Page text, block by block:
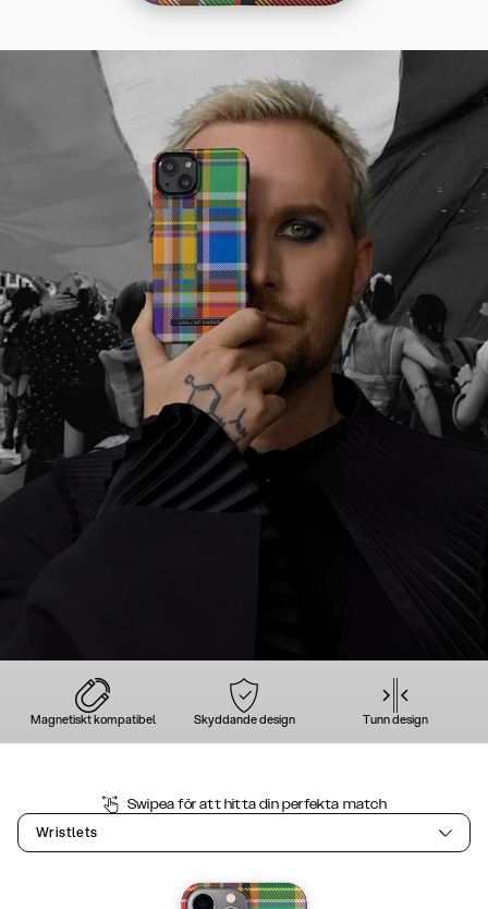
Magnetiskt kompatibel Skyddande design Tunn design
Swipea för att hitta din perfekta match
Wristlets